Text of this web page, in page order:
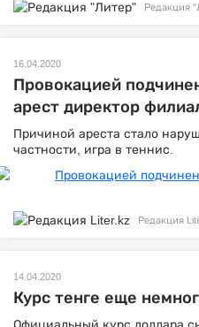
Редакция
16.04.2020
Провокацией
арест директор
Причиной ареста стало
частности, игра в теннис.
Редакция
14.04.2020
Курс тенге еще